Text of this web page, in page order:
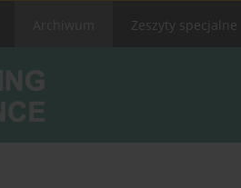
Zeszyty specjalne